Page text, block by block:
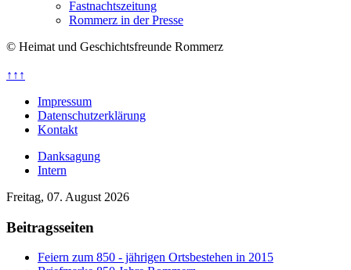
Fastnachtszeitung
Rommerz in der Presse
© Heimat und Geschichtsfreunde Rommerz
↑↑↑
Impressum
Datenschutzerklärung
Kontakt
Danksagung
Intern
Freitag, 07. August 2026
Beitragsseiten
Feiern zum 850 - jährigen Ortsbestehen in 2015